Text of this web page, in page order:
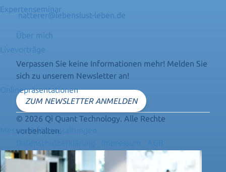
Expertenseminar
Livevorträge
Onlinepräsentationen
Messen & Veranstaltungen
natterer@lebenslust-leben.de
Über mich
Verpassen Sie keine Informationen mehr! Melden Sie
sich zu unserem Newsletter an!
ZUM NEWSLETTER ANMELDEN
© 2026 Qi Quant Technology. Alle Rechte
vorbehalten.
Widerrufsbelehrung
Rechtshinweis